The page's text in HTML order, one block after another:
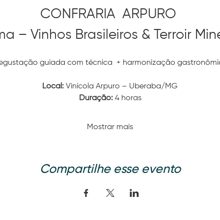
CONFRARIA  ARPURO
– Vinhos Brasileiros & Terroir
guiada com técnica  + harmonização
Local: Vinícola Arpuro – Uberaba/MG
Duração: 4 horas
Mostrar mais
Compartilhe esse evento